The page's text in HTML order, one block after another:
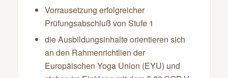
Vorrausetzung erfolgreicher
Prüfungsabschluß von Stufe 1
die Ausbildungsinhalte orientieren sich
an den Rahmenrichtlien der
Europäischen Yoga Union (EYU) und